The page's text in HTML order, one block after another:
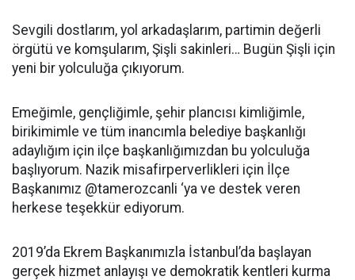
Sevgili dostlarım, yol arkadaşlarım, partimin değerli
örgütü ve komşularım, Şişli sakinleri… Bugün Şişli için
yeni bir yolculuğa çıkıyorum.
Emeğimle, gençliğimle, şehir plancısı kimliğimle,
birikimimle ve tüm inancımla belediye başkanlığı
adaylığım için ilçe başkanlığımızdan bu yolculuğa
başlıyorum. Nazik misafirperverlikleri için İlçe
Başkanımız @tamerozcanli ‘ya ve destek veren
herkese teşekkür ediyorum.
2019’da Ekrem Başkanımızla İstanbul’da başlayan
gerçek hizmet anlayışı ve demokratik kentleri kurma